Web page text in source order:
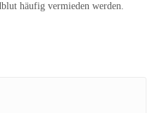
häufig vermieden werden.